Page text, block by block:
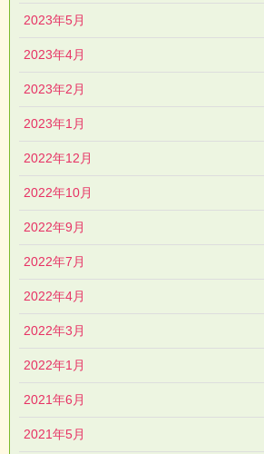
2023年5月
2023年4月
2023年2月
2023年1月
2022年12月
2022年10月
2022年9月
2022年7月
2022年4月
2022年3月
2022年1月
2021年6月
2021年5月